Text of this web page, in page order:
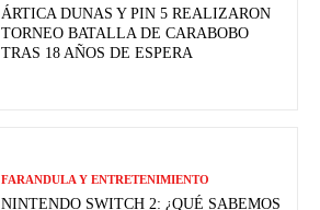
ÁRTICA DUNAS Y PIN 5 REALIZARON
TORNEO BATALLA DE CARABOBO
TRAS 18 AÑOS DE ESPERA
FARANDULA Y ENTRETENIMIENTO
NINTENDO SWITCH 2: ¿QUÉ SABEMOS